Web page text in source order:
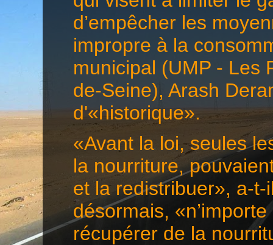
d’empêcher les
impropre à la
municipal (UMP - Les
de-Seine), Arash
d'«historique».
«Avant la loi, seules
la nourriture,
et la redistribuer», a-
désormais,
récupérer de la